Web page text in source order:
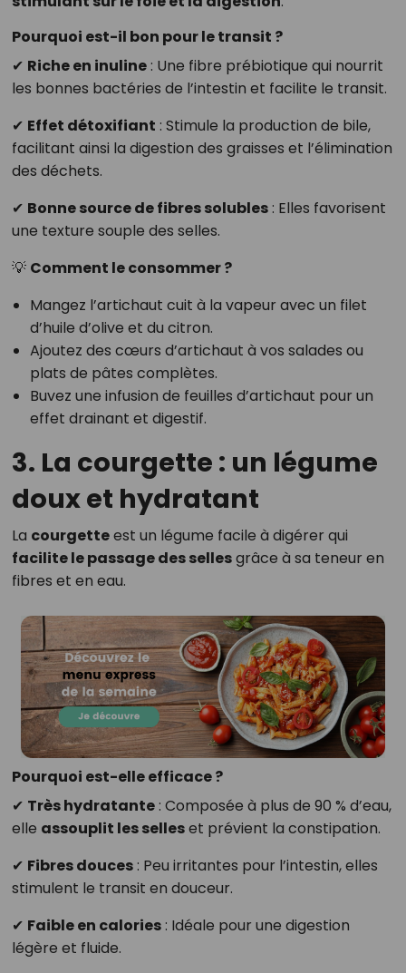
Pourquoi est-il bon pour le transit ?
✔ Riche en inuline: Une fibre prébiotique qui nourrit
les bonnes bactéries de l’intestin et facilite le transit.
✔ Effet détoxifiant : Stimule la production de bile,
facilitant ainsi la digestion des graisses et l’élimination
des déchets.
✔ Bonne source de fibres solubles: Elles favorisent
une texture souple des selles.
💡 Comment le consommer ?
Mangez l’artichaut cuit à la vapeur avec un filet
d’huile d’olive et du citron.
Ajoutez des cœurs d’artichaut à vos salades ou
plats de pâtes complètes.
Buvez une infusion de feuilles d’artichaut pour un
effet drainant et digestif.
3. La courgette : un légume
doux et hydratant
La courgetteest un légume facile à digérer qui
facilite le passage des sellesgrâce à sa teneur en
fibres et en eau.
Pourquoi est-elle efficace ?
✔ Très hydratante: Composée à plus de 90 % d’eau,
elle assouplit les selleset prévient la constipation.
✔ Fibres douces: Peu irritantes pour l’intestin, elles
stimulent le transit en douceur.
✔ Faible en calories: Idéale pour une digestion
légère et fluide.